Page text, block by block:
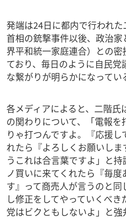
発端は24日に都内で行われ
首相の銃撃事件以後、政治
界平和統一家庭連合）との
ており、毎日のように自民党
な繋がりが明らかになってい
各メディアによると、二階氏
の関わりについて、「電報を
りゃ打つんですよ。『応援し
れたら『よろしくお願いし
うこれは合言葉ですよ」と
ノ買いに来てくれたら『毎
す』って商売人が言うのと
し修正をしてやっていくべ
党はビクともしないよ」と強